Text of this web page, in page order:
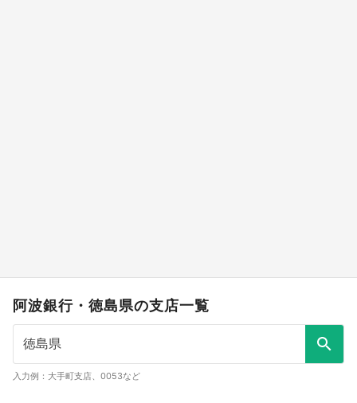
阿波銀行・徳島県の支店一覧
入力例：大手町支店、0053など